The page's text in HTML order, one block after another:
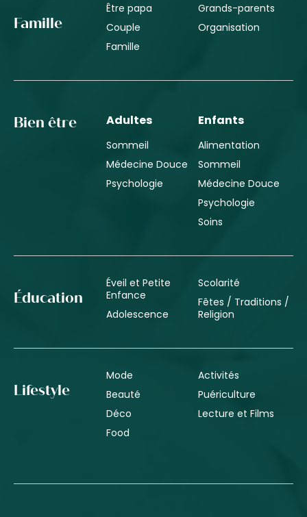
Famille
Être papa
Couple
Famille
Grands-parents
Organisation
Bien être Adultes
Sommeil
Médecine Douce
Psychologie
Enfants
Alimentation
Sommeil
Médecine Douce
Psychologie
Soins
Éducation
Éveil et Petite
Enfance
Adolescence
Scolarité
Fêtes / Traditions /
Religion
Lifestyle
Mode
Beauté
Déco
Food
Activités
Puériculture
Lecture et Films